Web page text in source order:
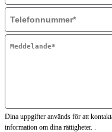
Dina uppgifter används för att
information om dina rättigheter. .